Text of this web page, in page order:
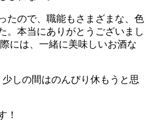
たので、職能もさまざまな、色
。本当にありがとうございまし
には、一緒に美味しいお酒な
しの間はのんびり休もうと思
！